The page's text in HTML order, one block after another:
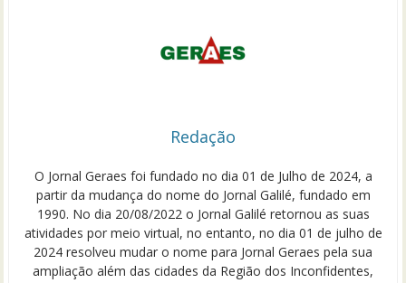
Redação
O Jornal Geraes foi fundado no dia 01 de Julho de 2024, a
partir da mudança do nome do Jornal Galilé, fundado em
1990. No dia 20/08/2022 o Jornal Galilé retornou as suas
atividades por meio virtual, no entanto, no dia 01 de julho de
2024 resolveu mudar o nome para Jornal Geraes pela sua
ampliação além das cidades da Região dos Inconfidentes,